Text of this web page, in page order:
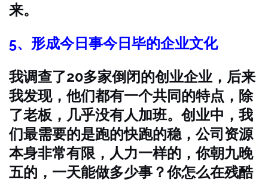
来。
5、形成今日事今日毕的企业文化
我调查了20多家倒闭的创业企业，后来
我发现，他们都有一个共同的特点，除
了老板，几乎没有人加班。创业中，我
们最需要的是跑的快跑的稳，公司资源
本身非常有限，人力一样的，你朝九晚
五的，一天能做多少事？你怎么在残酷